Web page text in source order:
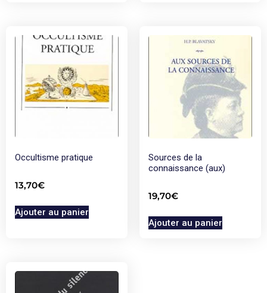
Occultisme pratique
13,70€
Ajouter au panier
Sources de la
connaissance (aux)
19,70€
Ajouter au panier